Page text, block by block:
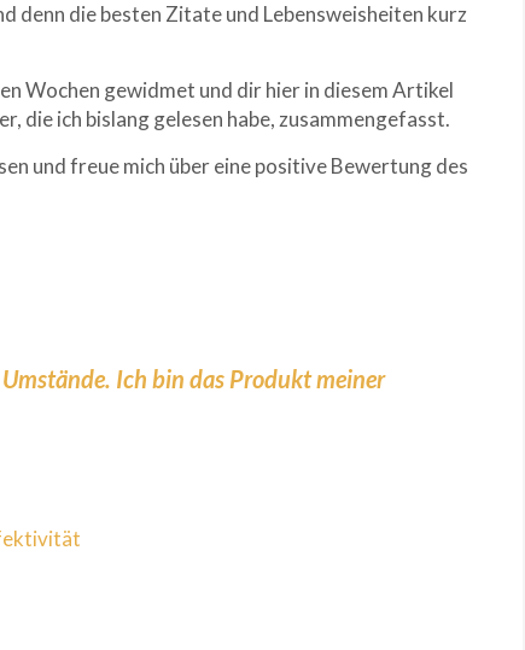
denn die besten Zitate und Lebensweisheiten kurz
Wochen gewidmet und dir hier in diesem Artikel
die ich bislang gelesen habe, zusammengefasst.
und freue mich über eine positive Bewertung des
Ich bin das Produkt meiner